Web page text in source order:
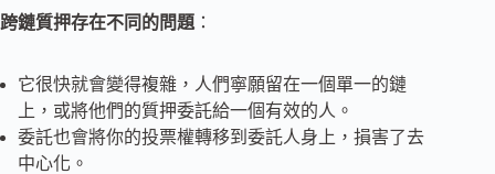
跨鏈質押存在不同的問題 ：
它很快就會變得複雜，人們寧願留在一個單一的鏈
上，或將他們的質押委託給一個有效的人。
委託也會將你的投票權轉移到委託人身上，損害了去
中心化。